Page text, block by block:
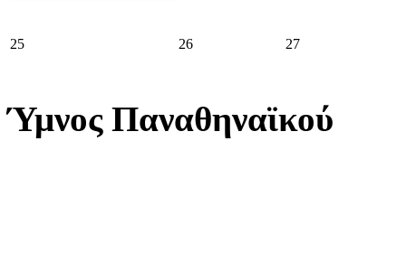
25 26 27
Ύμνος Παναθηναϊκού